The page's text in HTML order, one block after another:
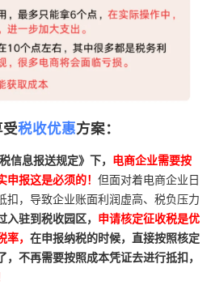
受税收优惠方案：
信息报送规定》下， 电商企业需要按
报这是必须的！ 但面对着电商企业日
扣，导致企业账面利润虚高、税负压力
入驻到税收园区， 申请核定征收税是优
， 在申报纳税的时候，直接按照核定
不再需要按照成本凭证去进行抵扣，